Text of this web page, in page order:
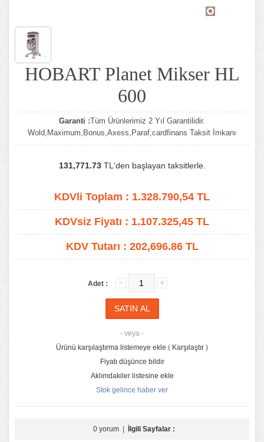
HOBART Planet Mikser HL
600
Garanti :Tüm Ürünlerimiz 2 Yıl Garantilidir.
Wold,Maximum,Bonus,Axess,Paraf,cardfinans Taksit İmkanı
131,771.73TL'den başlayan taksitlerle.
KDVli Toplam : 1.328.790,54 TL
KDVsiz Fiyatı : 1.107.325,45 TL
KDV Tutarı : 202,696.86 TL
Adet :
- veya -
Ürünü karşılaştırma listemeye ekle ( Karşılaştır )
Fiyatı düşünce bildir
Aklımdakiler listesine ekle
Stok gelince haber ver
0 yorum| İlgili Sayfalar :